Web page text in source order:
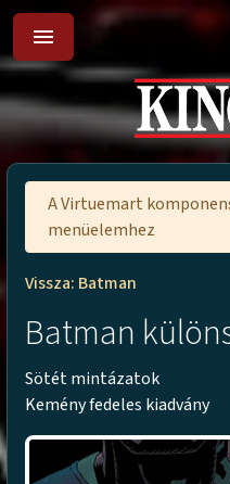
menu
A Virtuemart
menüelemhez
Vissza: Batman
Batman
Sötét mintázatok
Kemény fedeles kiadvány